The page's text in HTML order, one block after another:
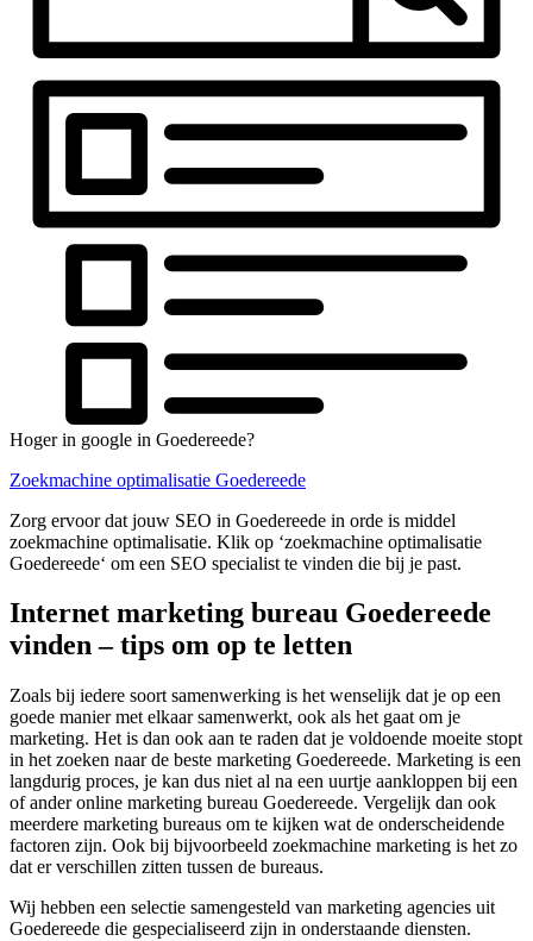
Hoger in google in Goedereede?
Zoekmachine optimalisatie Goedereede
Zorg ervoor dat jouw SEO in Goedereede in orde is middel
zoekmachine optimalisatie. Klik op ‘zoekmachine optimalisatie
Goedereede‘ om een SEO specialist te vinden die bij je past.
Internet marketing bureau Goedereede
vinden – tips om op te letten
Zoals bij iedere soort samenwerking is het wenselijk dat je op een
goede manier met elkaar samenwerkt, ook als het gaat om je
marketing. Het is dan ook aan te raden dat je voldoende moeite stopt
in het zoeken naar de beste marketing Goedereede. Marketing is een
langdurig proces, je kan dus niet al na een uurtje aankloppen bij een
of ander online marketing bureau Goedereede. Vergelijk dan ook
meerdere marketing bureaus om te kijken wat de onderscheidende
factoren zijn. Ook bij bijvoorbeeld zoekmachine marketing is het zo
dat er verschillen zitten tussen de bureaus.
Wij hebben een selectie samengesteld van marketing agencies uit
Goedereede die gespecialiseerd zijn in onderstaande diensten.